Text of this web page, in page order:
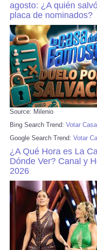
agosto: ¿A quién
placa de nominados?
Source: Milenio
Bing Search Trend: Votar
Google Search Trend: Votar
¿A Qué Hora es La
Dónde Ver? Canal y
2026